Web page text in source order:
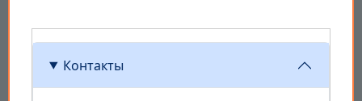
Контакты